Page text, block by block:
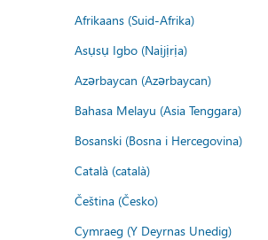
Afrikaans (Suid-Afrika)
Asụsụ Igbo (Naịjịrịa)
Azərbaycan (Azərbaycan)
Bahasa Melayu (Asia Tenggara)
Bosanski (Bosna i Hercegovina)
Català (català)
Čeština (Česko)
Cymraeg (Y Deyrnas Unedig)